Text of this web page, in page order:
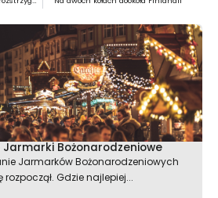
Jarmarki Bożonarodzeniowe
Jarmarków Bożonarodzeniowych
rozpoczął. Gdzie najlepiej...